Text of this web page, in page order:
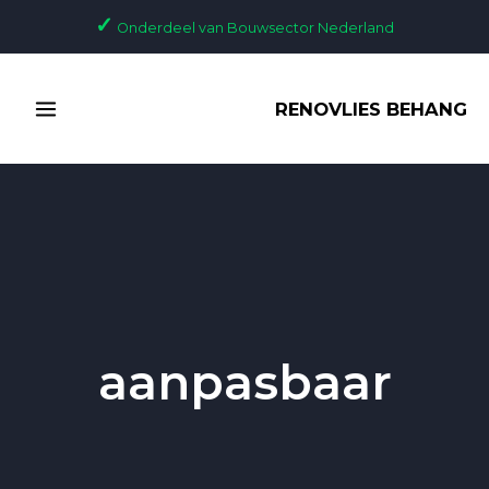
✓ Onderdeel van Bouwsector Nederland
MENU
RENOVLIES BEHANG
aanpasbaar